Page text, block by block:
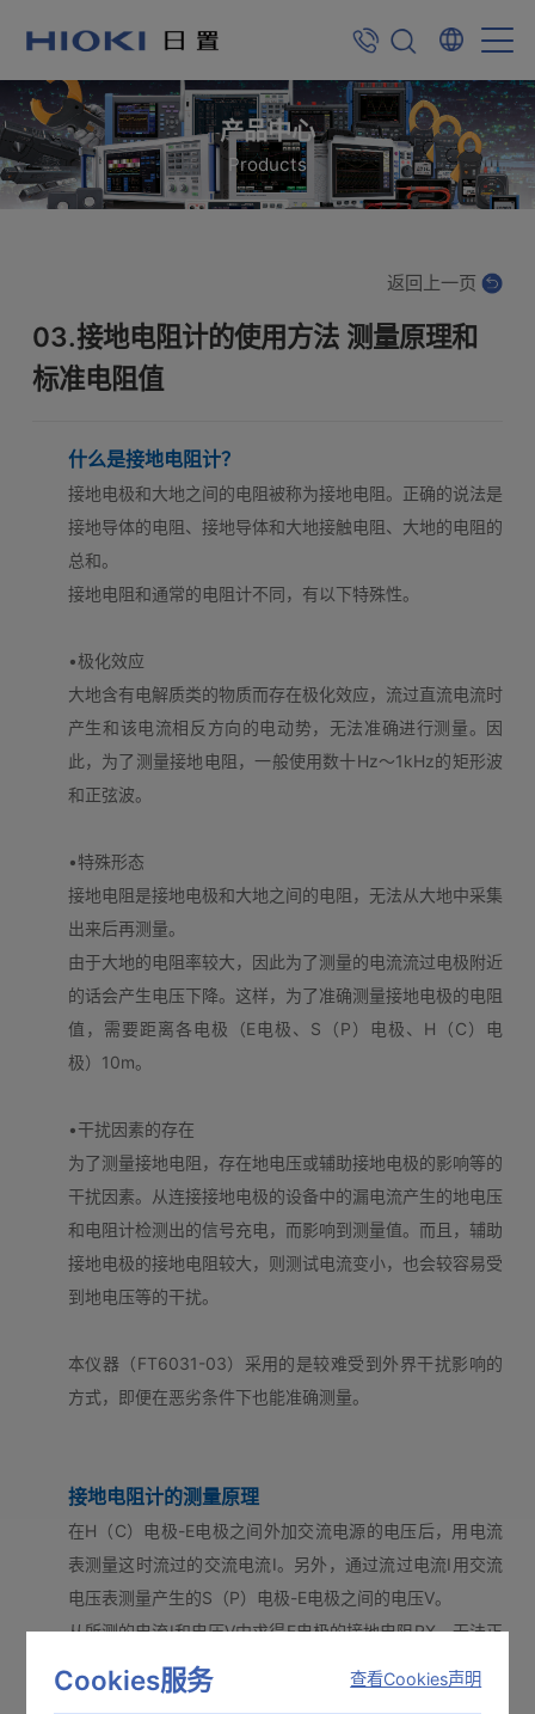
产品中心
Products
03.接地电阻计的使用方法 测量原理和
标准电阻值
返回上一页
什么是接地电阻计？
接地电极和大地之间的电阻被称为接地电阻。正确的说法是
接地导体的电阻、接地导体和大地接触电阻、大地的电阻的
总和。
接地电阻和通常的电阻计不同，有以下特殊性。
•极化效应
大地含有电解质类的物质而存在极化效应，流过直流电流时
产生和该电流相反方向的电动势，无法准确进行测量。因
此，为了测量接地电阻，一般使用数十Hz～1kHz的矩形波
和正弦波。
•特殊形态
接地电阻是接地电极和大地之间的电阻，无法从大地中采集
出来后再测量。
由于大地的电阻率较大，因此为了测量的电流流过电极附近
的话会产生电压下降。这样，为了准确测量接地电极的电阻
值，需要距离各电极（E电极、S（P）电极、H（C）电
极）10m。
•干扰因素的存在
为了测量接地电阻，存在地电压或辅助接地电极的影响等的
干扰因素。从连接接地电极的设备中的漏电流产生的地电压
和电阻计检测出的信号充电，而影响到测量值。而且，辅助
接地电极的接地电阻较大，则测试电流变小，也会较容易受
到地电压等的干扰。
本仪器（FT6031-03）采用的是较难受到外界干扰影响的
方式，即便在恶劣条件下也能准确测量。
接地电阻计的测量原理
在H（C）电极-E电极之间外加交流电源的电压后，用电流
表测量这时流过的交流电流I。另外，通过流过电流I用交流
电压表测量产生的S（P）电极-E电极之间的电压V。
从所测的电流I和电压V中求得E电极的接地电阻RX。无法正
确测量H（C）电极-E电极间、以及H（C）电极-S（P）电
极间的电压。
Cookies服务 查看Cookies声明